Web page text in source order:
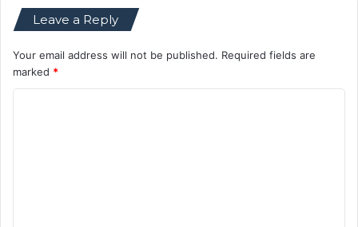
Leave a Reply
Your email address will not be published. Required fields are
marked *